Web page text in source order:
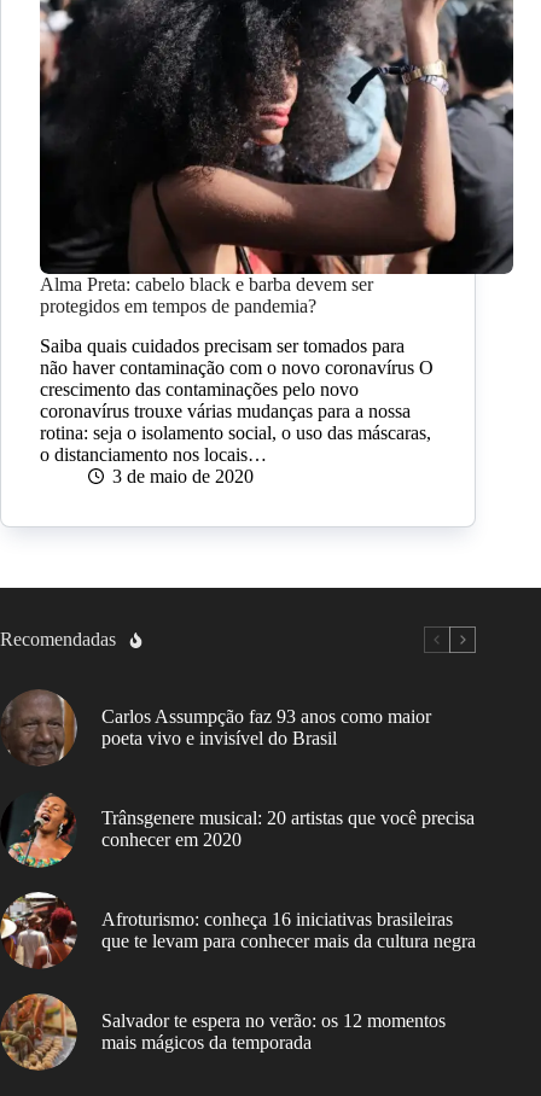
Alma Preta: cabelo black e barba devem ser
protegidos em tempos de pandemia?
Saiba quais cuidados precisam ser tomados para
não haver contaminação com o novo coronavírus O
crescimento das contaminações pelo novo
coronavírus trouxe várias mudanças para a nossa
rotina: seja o isolamento social, o uso das máscaras,
o distanciamento nos locais…
3 de maio de 2020
Recomendadas
Carlos Assumpção faz 93 anos como maior
poeta vivo e invisível do Brasil
Trânsgenere musical: 20 artistas que você precisa
conhecer em 2020
Afroturismo: conheça 16 iniciativas brasileiras
que te levam para conhecer mais da cultura negra
Salvador te espera no verão: os 12 momentos
mais mágicos da temporada